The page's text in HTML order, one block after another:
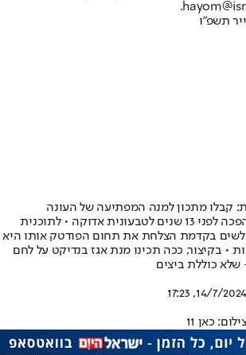
תשפ"ו
קבלו מתכון למנה המפתיעה של העונה
לבנה שיפמן בת ה-56 הפכה לפני 13 שנים לטבעונית אדוקה • לתוכנית
לשים בקדמת הצלחת את תחום הפודטק אותו היא
• בקיצור, ככה תכינו מנת אגז בנדיקט על לחם
שלא כוללת ביצים
14/7/2024, 17:23
כאן 11